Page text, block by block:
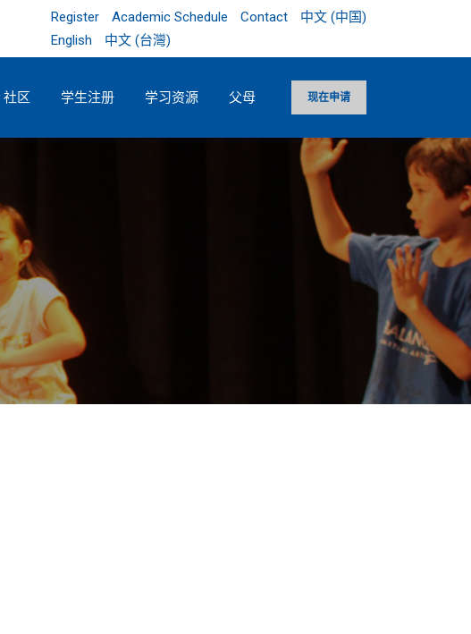
Register Academic Schedule Contact
中文 (中国)
English
中文 (台灣)
现在申请
社区 学生注册 学习资源 父母